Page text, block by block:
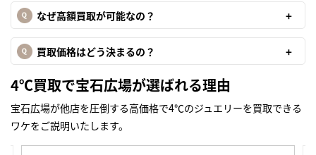
なぜ高額買取が可能なの？
買取価格はどう決まるの？
4℃買取で宝石広場が選ばれる理由
宝石広場が他店を圧倒する高価格で4℃のジュエリーを買取できる
ワケをご説明いたします。